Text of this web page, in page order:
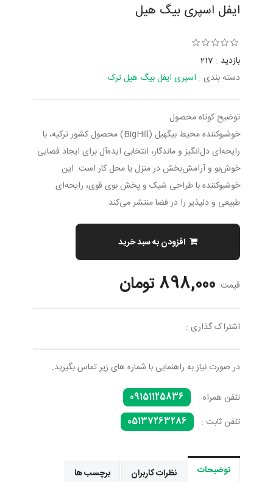
ایفل اسپری بیگ هیل
بازدید : 217
دسته بندی : اسپری ایفل بیگ هیل ترک
توضیح کوتاه محصول
خوشبوکننده محیط بیگهیل (BigHill) محصول کشور ترکیه، با
رایحه‌ای دل‌انگیز و ماندگار، انتخابی ایده‌آل برای ایجاد فضایی
خوش‌بو و آرامش‌بخش در منزل یا محل کار است. این
خوشبوکننده با طراحی شیک و پخش بوی قوی، رایحه‌ای
طبیعی و دلپذیر را در فضا منتشر می‌کند.
افزودن به سبد خرید
قیمت: 898,000 تومان
اشتراک گذاری :
در صورت نیاز به راهنمایی با شماره های زیر تماس بگیرید.
تلفن همراه :
09151125836
تلفن ثابت :
05137263286
توضیحات نظرات کاربران برچسب ها